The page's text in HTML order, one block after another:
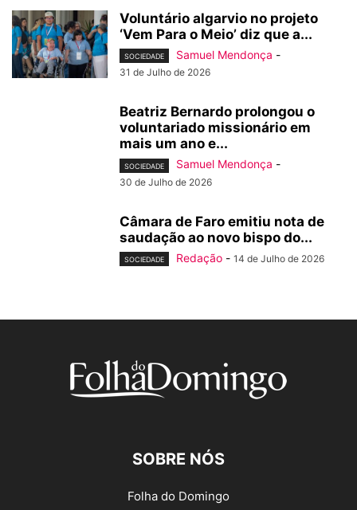
Voluntário algarvio no projeto
‘Vem Para o Meio’ diz que a...
SOCIEDADE Samuel Mendonça -
31 de Julho de 2026
Beatriz Bernardo prolongou o
voluntariado missionário em
mais um ano e...
SOCIEDADE Samuel Mendonça -
30 de Julho de 2026
Câmara de Faro emitiu nota de
saudação ao novo bispo do...
SOCIEDADE Redação - 14 de Julho de 2026
SOBRE NÓS
Folha do Domingo